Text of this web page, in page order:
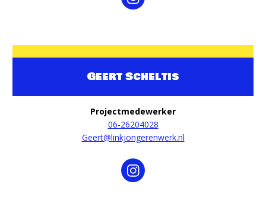
Geert Scheltis
Projectmedewerker
06-26204028
Geert@linkjongerenwerk.nl